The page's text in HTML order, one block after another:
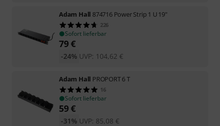
Adam Hall 874716 Power Strip 1 U 19"
226
Sofort lieferbar
79€
UVP: 104,62 €
-24%
Adam Hall PROPORT 6 T
16
Sofort lieferbar
59€
UVP: 85,08 €
-31%